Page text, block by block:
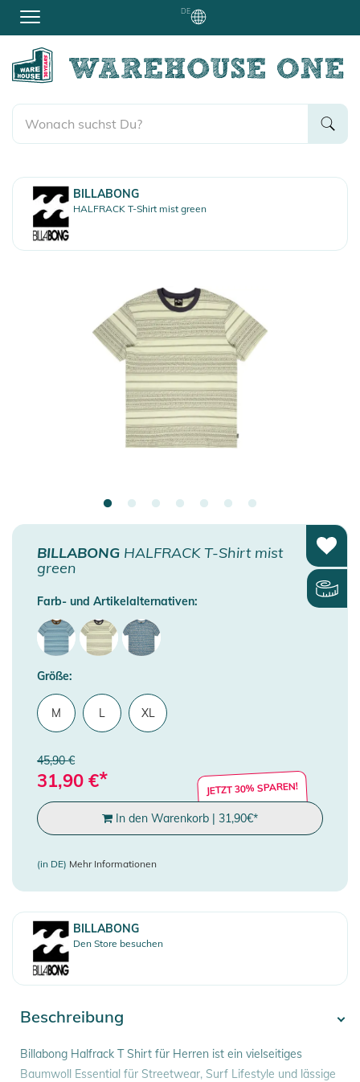
DE
BILLABONG
HALFRACK T-Shirt mist green
BILLABONG HALFRACK T-Shirt mist
green
Farb- und Artikelalternativen:
Größe:
M L XL
45,90 €
31,90 €* JETZT 30% SPAREN!
In den Warenkorb | 31,90€*
(in DE) Mehr Informationen
BILLABONG
Den Store besuchen
Beschreibung
Billabong Halfrack T Shirt für Herren ist ein vielseitiges
Baumwoll Essential für Streetwear, Surf Lifestyle und lässige